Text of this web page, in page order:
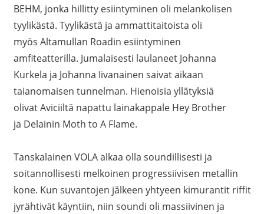
BEHM, jonka hillitty esiintyminen oli melankolisen
tyylikästä. Tyylikästä ja ammattitaitoista oli
myös Altamullan Roadin esiintyminen
amfiteatterilla. Jumalaisesti laulaneet Johanna
Kurkela ja Johanna Iivanainen saivat aikaan
taianomaisen tunnelman. Hienoisia yllätyksiä
olivat Aviciiltä napattu lainakappale Hey Brother
ja Delainin Moth to A Flame.
Tanskalainen VOLA alkaa olla soundillisesti ja
soitannollisesti melkoinen progressiivisen metallin
kone. Kun suvantojen jälkeen yhtyeen kimurantit riffit
jyrähtivät käyntiin, niin soundi oli massiivinen ja